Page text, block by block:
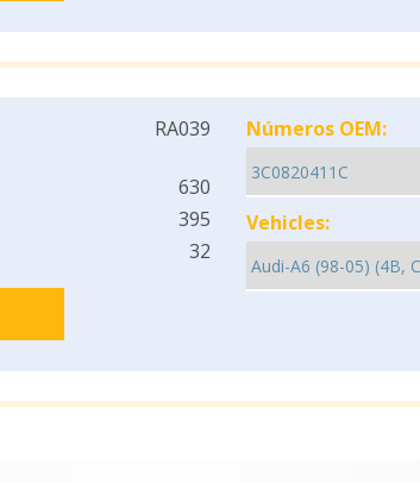
RA039
630
395
32
Números OEM:
Vehicles: